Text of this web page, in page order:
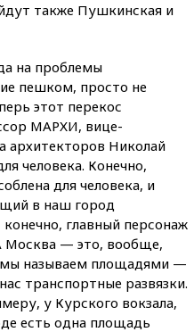
также Пушкинская и
на проблемы
пешком, просто не
этот перекос
МАРХИ, вице-
архитекторов Николай
человека. Конечно,
для человека, и
в наш город
конечно, главный персонаж
Москва — это, вообще,
мы называем площадями —
транспортные развязки.
у Курского вокзала,
есть одна площадь